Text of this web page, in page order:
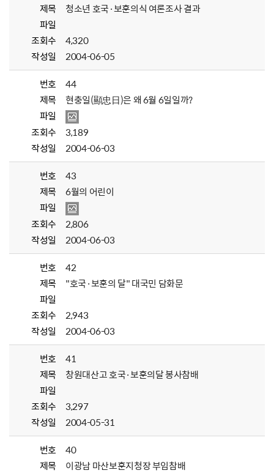
제목
청소년 호국·보훈의식 여론조사 결과
파일
조회수
4,320
작성일
2004-06-05
번호
44
제목
현충일(顯忠日)은 왜 6월 6일일까?
파일
조회수
3,189
작성일
2004-06-03
번호
43
제목
6월의 어린이
파일
조회수
2,806
작성일
2004-06-03
번호
42
제목
"호국·보훈의 달" 대국민 담화문
파일
조회수
2,943
작성일
2004-06-03
번호
41
제목
창원대산고 호국·보훈의달 봉사참배
파일
조회수
3,297
작성일
2004-05-31
번호
40
제목
이광남 마산보훈지청장 부임참배